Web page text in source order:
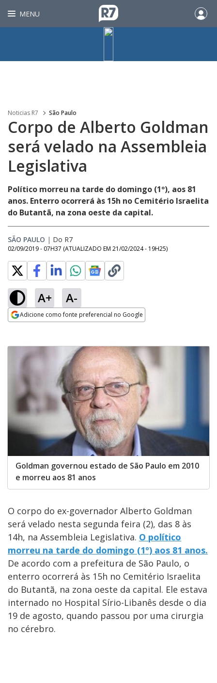
MENU
Noticias R7 São Paulo
Corpo de Alberto Goldman
será velado na Assembleia
Legislativa
Político morreu na tarde do domingo (1º), aos 81
anos. Enterro ocorrerá às 15h no Cemitério Israelita
do Butantã, na zona oeste da capital.
SÃO PAULO | Do R7
02/09/2019 - 07H37 (ATUALIZADO EM 21/02/2024 - 19H25)
A+ A-
Adicione como fonte preferencial no Google
Goldman governou estado de São Paulo em 2010
e morreu aos 81 anos
O corpo do ex-governador Alberto Goldman
será velado nesta segunda feira (2), das 8 às
14h, na Assembleia Legislativa. O político
morreu na tarde do domingo (1º) aos 81 anos.
De acordo com a prefeitura de São Paulo, o
enterro ocorrerá às 15h no Cemitério Israelita
do Butantã, na zona oeste da capital. Ele estava
internado no Hospital Sírio-Libanês desde o dia
19 de agosto, quando passou por uma cirurgia
no cérebro.